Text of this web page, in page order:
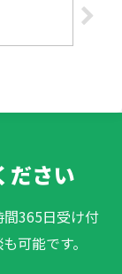
ださい
365日受け付
可能です。